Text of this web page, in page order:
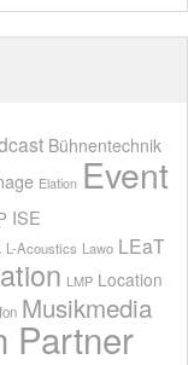
Bühnentechnik
Elation Event
ISE
L-Acoustics Lawo LEaT
LMP Location
Musikmedia
Partner